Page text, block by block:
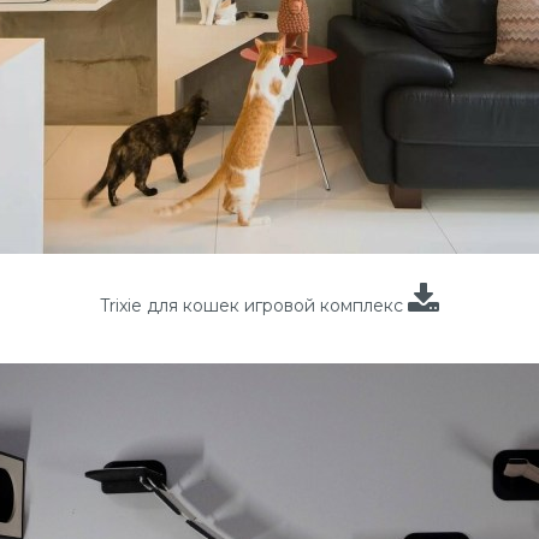
Trixie для кошек игровой комплекс